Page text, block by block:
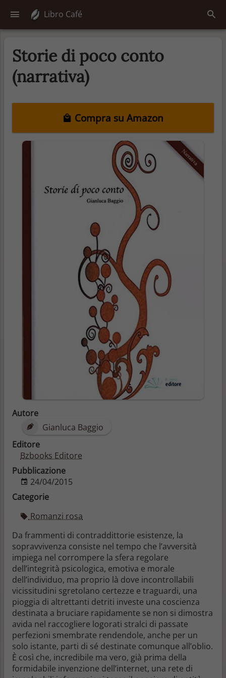
Libro Café
Storie di poco conto
(narrativa)
Compra su Amazon
Autore
Gianluca Baggio
Editore
Bzbooks Editore
Pubblicazione
24/04/2015
Categorie
Romanzi rosa
Da frammenti di contraddittorie esistenze, la
sopravvivenza consiste nel tempo che l’avversità
impiega nel corrompere la sfera regolare
dell’integrità psicologica, emotiva e morale
dell’individuo, ma proprio là dove incontrollabili
vicissitudini sgretolano certezze e traguardi, una
pioggia di altrettanti detriti investe una coscienza
destinata a bruciare rapidamente se non si dimostra
avida nel raccogliere logorati stralci di passate
perfezioni smembrate rendendole, anche per un
solo istante, parti di sé destinate comunque all’oblio.
È così che, incredibile ma vero, già prima della
formidabile invenzione dell’internet, una rete di